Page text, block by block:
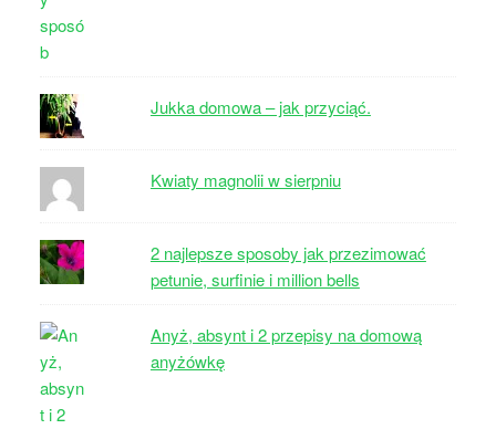
Jukka domowa – jak przyciąć.
Kwiaty magnolii w sierpniu
2 najlepsze sposoby jak przezimować
petunie, surfinie i million bells
Anyż, absynt i 2 przepisy na domową
anyżówkę